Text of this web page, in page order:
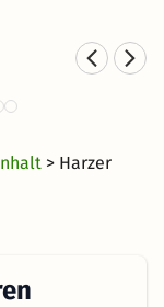
31 CHF
> Harzer